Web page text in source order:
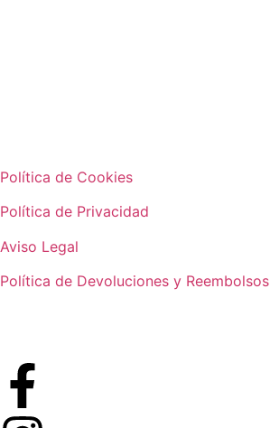
Política de Cookies
Política de Privacidad
Aviso Legal
Política de Devoluciones y Reembolsos